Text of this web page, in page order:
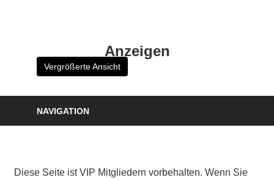
Anzeigen
Vergrößerte Ansicht
NAVIGATION
Diese Seite ist VIP Mitgliedern vorbehalten. Wenn Sie